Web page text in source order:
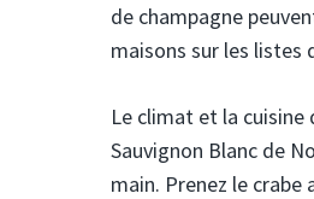
de champagne
maisons sur les listes
Le climat et la
Sauvignon Blanc de
main. Prenez le crabe